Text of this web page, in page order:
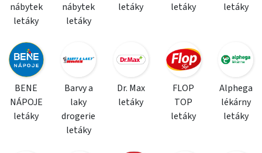
nábytek
letáky
nábytek
letáky
letáky
letáky
letáky
BENE
NÁPOJE
letáky
Barvy a
laky
drogerie
letáky
Dr. Max
letáky
FLOP
TOP
letáky
Alphega
lékárny
letáky